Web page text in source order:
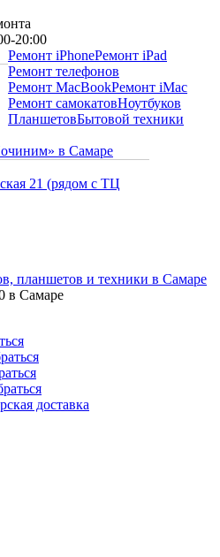
20:00
Ремонт iPhoneРемонт iPad
Ремонт телефонов
Ремонт MacBookРемонт iMac
Ремонт самокатовНоутбуков
ПланшетовБытовой техники
21 (рядом с ТЦ
планшетов и техники в Самаре
в Самаре
доставка